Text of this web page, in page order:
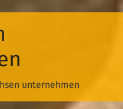
unternehmen